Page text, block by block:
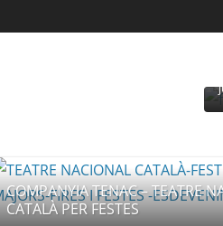
COMPANYIA TENAC – TEATRE
CATALÀ PER FESTES